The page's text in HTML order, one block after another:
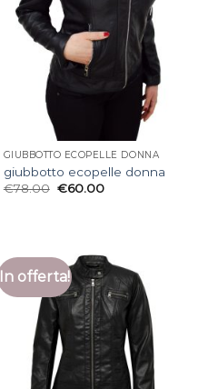
GIUBBOTTO ECOPELLE DONNA
giubbotto ecopelle donna
€78.00 €60.00
In offerta!